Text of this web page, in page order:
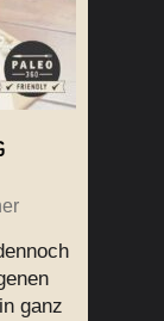
ganz